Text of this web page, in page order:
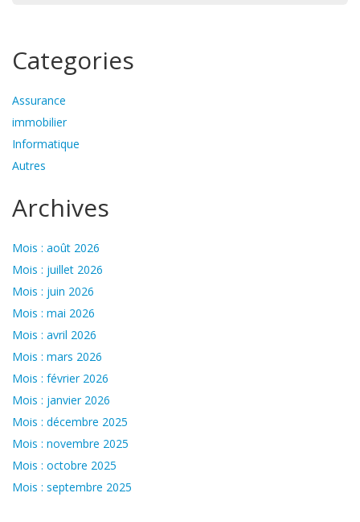
Categories
Assurance
immobilier
Informatique
Autres
Archives
Mois : août 2026
Mois : juillet 2026
Mois : juin 2026
Mois : mai 2026
Mois : avril 2026
Mois : mars 2026
Mois : février 2026
Mois : janvier 2026
Mois : décembre 2025
Mois : novembre 2025
Mois : octobre 2025
Mois : septembre 2025